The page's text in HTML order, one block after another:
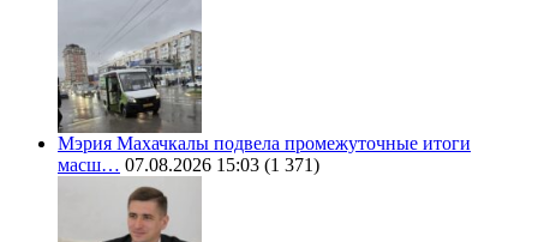
Мэрия Махачкалы подвела промежуточные итоги
масш… 07.08.2026 15:03 (1 371)